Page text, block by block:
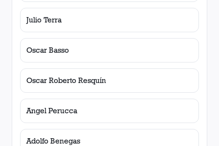
Julio Terra
Oscar Basso
Oscar Roberto Resquín
Angel Perucca
Adolfo Benegas